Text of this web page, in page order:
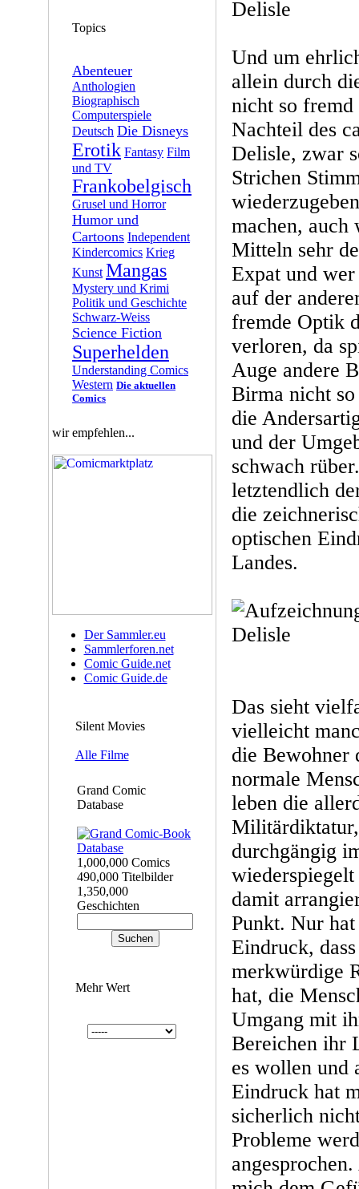
Topics
Abenteuer
Anthologien
Biographisch
Computerspiele
Deutsch Die Disneys
Erotik Fantasy Film
und TV
Frankobelgisch
Grusel und Horror
Humor und
Cartoons Independent
Kindercomics Krieg
Kunst Mangas
Mystery und Krimi
Politik und Geschichte
Schwarz-Weiss
Science Fiction
Superhelden
Understanding Comics
Western Die aktuellen
Comics
wir empfehlen...
Der Sammler.eu
Sammlerforen.net
Comic Guide.net
Comic Guide.de
Silent Movies
Alle Filme
Grand Comic
Database
1,000,000 Comics
490,000 Titelbilder
1,350,000
Geschichten
Mehr Wert
Und um
allein durch
nicht so
Nachteil des
Delisle, zwar
Strichen
machen,
Mitteln sehr
Expat und
auf der
fremde Optik
verloren, da
Auge andere
Birma nicht
die
und der
schwach
letztendlich
die
optischen
Landes.
Das sieht
vielleicht
die Bewohner
normale
leben die
Militärdiktatur,
durchgängig
damit
Punkt. Nur hat
Eindruck,
merkwürdige
hat, die
Umgang mit
Bereichen ihr
es wollen und
Eindruck hat
sicherlich
Probleme